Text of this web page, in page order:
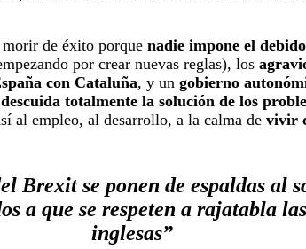
de éxito porque nadie impone el
por crear nuevas reglas), los
con Cataluña, y un gobierno
totalmente la solución de los
al empleo, al desarrollo, a la calma de vivir
Brexit se ponen de espaldas al
a que se respeten a rajatabla
inglesas”